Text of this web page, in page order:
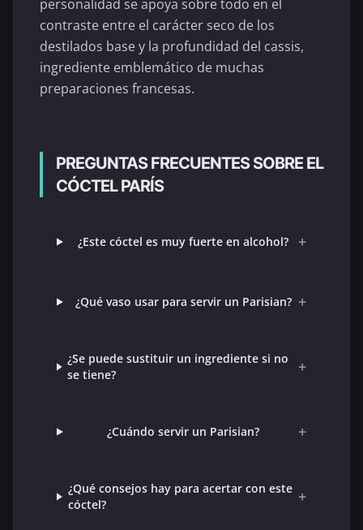
personalidad se apoya sobre todo en el
contraste entre el carácter seco de los
destilados base y la profundidad del cassis,
ingrediente emblemático de muchas
preparaciones francesas.
PREGUNTAS FRECUENTES SOBRE EL
CÓCTEL PARÍS
¿Este cóctel es muy fuerte en alcohol? +
¿Qué vaso usar para servir un Parisian? +
¿Se puede sustituir un ingrediente si no
se tiene?
+
¿Cuándo servir un Parisian? +
¿Qué consejos hay para acertar con este
cóctel?
+